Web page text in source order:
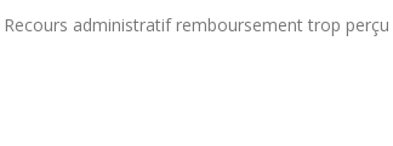
administratif remboursement trop perçu